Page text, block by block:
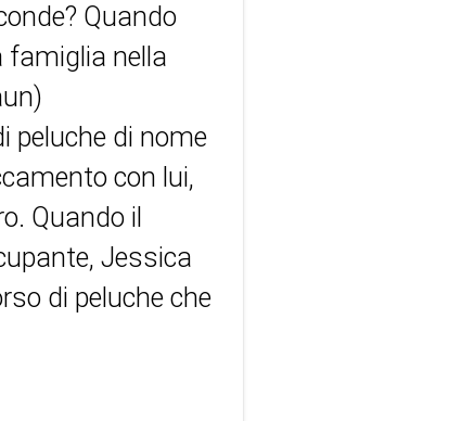
Quando
famiglia nella
peluche di nome
con lui,
Quando il
Jessica
di peluche che